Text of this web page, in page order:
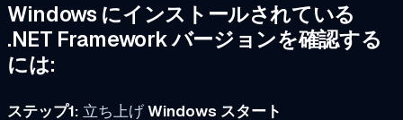
Windows にインストールされている
.NET Framework バージョンを確認する
には:
ステップ1: 立ち上げWindows スタート